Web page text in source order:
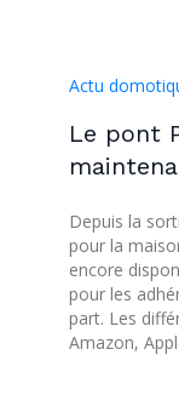
Actu
Le pont
Depuis la
pour la
encore
pour les
part. Les
Amazon,